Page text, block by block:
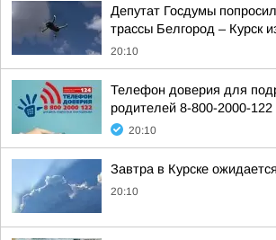
Депутат Госдумы
трассы Белгород – Курск
20:10
Телефон доверия для
родителей 8-800-2000-122
20:10
Завтра в Курске
20:10